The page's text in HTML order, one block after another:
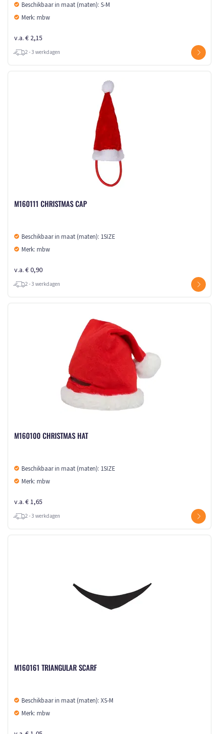
Beschikbaar in maat (maten): S-M
Merk: mbw
v.a. € 2,15
2 - 3 werkdagen
M160111 CHRISTMAS CAP
Beschikbaar in maat (maten): 1SIZE
Merk: mbw
v.a. € 0,90
2 - 3 werkdagen
M160100 CHRISTMAS HAT
Beschikbaar in maat (maten): 1SIZE
Merk: mbw
v.a. € 1,65
2 - 3 werkdagen
M160161 TRIANGULAR SCARF
Beschikbaar in maat (maten): XS-M
Merk: mbw